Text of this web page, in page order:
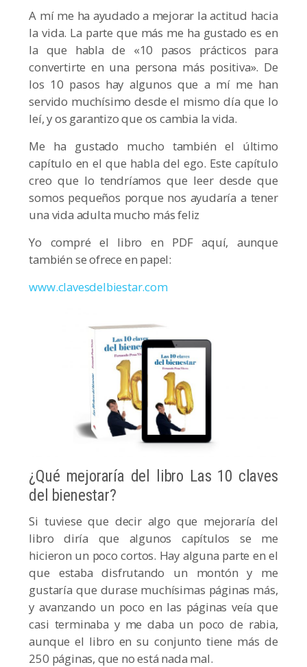
A mí me ha ayudado a mejorar la actitud hacia
la vida. La parte que más me ha gustado es en
la que habla de «10 pasos prácticos para
convertirte en una persona más positiva». De
los 10 pasos hay algunos que a mí me han
servido muchísimo desde el mismo día que lo
leí, y os garantizo que os cambia la vida.
Me ha gustado mucho también el último
capítulo en el que habla del ego. Este capítulo
creo que lo tendríamos que leer desde que
somos pequeños porque nos ayudaría a tener
una vida adulta mucho más feliz
Yo compré el libro en PDF aquí, aunque
también se ofrece en papel:
www.clavesdelbiestar.com
¿Qué mejoraría del libro Las 10 claves
del bienestar?
Si tuviese que decir algo que mejoraría del
libro diría que algunos capítulos se me
hicieron un poco cortos. Hay alguna parte en el
que estaba disfrutando un montón y me
gustaría que durase muchísimas páginas más,
y avanzando un poco en las páginas veía que
casi terminaba y me daba un poco de rabia,
aunque el libro en su conjunto tiene más de
250 páginas, que no está nada mal.